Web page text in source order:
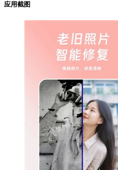
应用截图